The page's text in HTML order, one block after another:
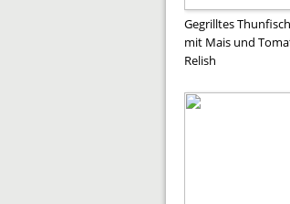
Gegrilltes
mit Mais und
Relish